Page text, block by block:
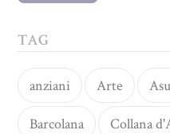
TAG
anziani Arte
Barcolana Collana